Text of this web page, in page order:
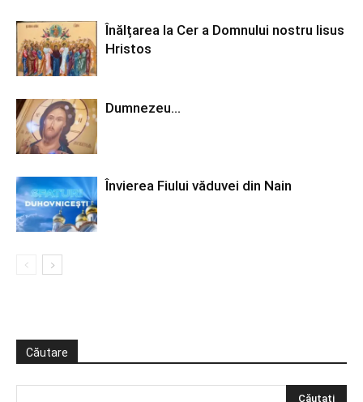
Înălțarea la Cer a Domnului nostru Iisus
Hristos
Dumnezeu…
Învierea Fiului văduvei din Nain
Căutare